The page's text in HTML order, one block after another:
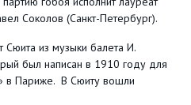
Соколов (Санкт-Петербург).
Сюита из музыки балета И.
был написан в 1910 году для
в Париже. В Сюиту вошли